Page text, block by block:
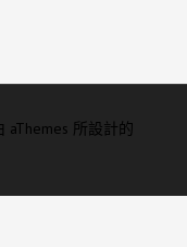
aThemes 所設計的